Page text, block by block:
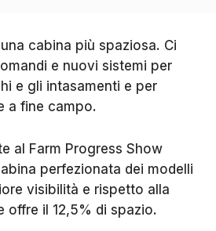
cabina più spaziosa. Ci
e nuovi sistemi per
e gli intasamenti e per
a fine campo.
al Farm Progress Show
perfezionata dei modelli
visibilità e rispetto alla
offre il 12,5% di spazio.